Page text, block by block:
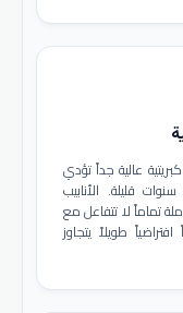
عالية جداً تؤدي
قليلة. الأنابيب
تماماً لا تتفاعل مع
طويلاً يتجاوز